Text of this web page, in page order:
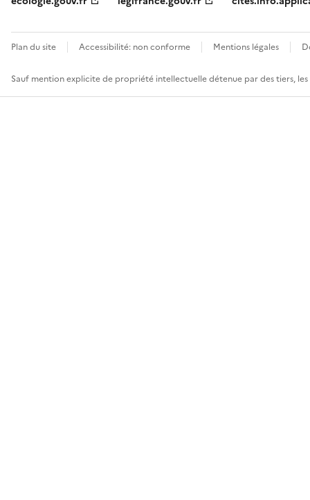
Plan du site Accessibilité: non conforme Mentions légales
Sauf mention explicite de propriété intellectuelle détenue par des tiers,